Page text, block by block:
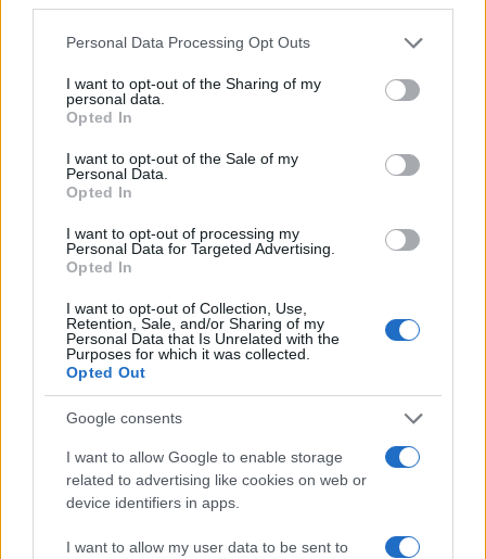
Please note that this website/app uses one or more Google
not limited to your visit or usage behaviour. You may click to
grant or deny consent to Google and its third-party tags to
use your data for below specified purposes in below Google
consent section.
Personal Data Processing Opt Outs
I want to opt-out of the Sharing of my
personal data.
Opted In
I want to opt-out of the Sale of my
Personal Data.
Opted In
I want to opt-out of processing my
Personal Data for Targeted Advertising.
Opted In
I want to opt-out of Collection, Use,
Retention, Sale, and/or Sharing of my
Personal Data that Is Unrelated with the
Purposes for which it was collected.
Opted Out
Google consents
I want to allow Google to enable storage
related to advertising like cookies on web or
device identifiers in apps.
I want to allow my user data to be sent to
Continua a leggere
PEOPLE NEWS